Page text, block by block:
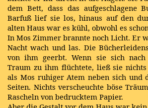
dem Bett, dass das aufgeschlagene
Barfuß lief sie los, hinaus auf den
alten Haus war es kühl, obwohl es
In Mos Zimmer brannte noch Licht. Er
Nacht wach und las. Die
von ihm geerbt. Wenn sie sich
Traum zu ihm flüchtete, ließ sie nichts
als Mos ruhiger Atem neben sich und
Seiten. Nichts verscheuchte böse
Rascheln von bedrucktem Papier.